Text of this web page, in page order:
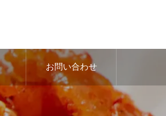
お問い合わせ